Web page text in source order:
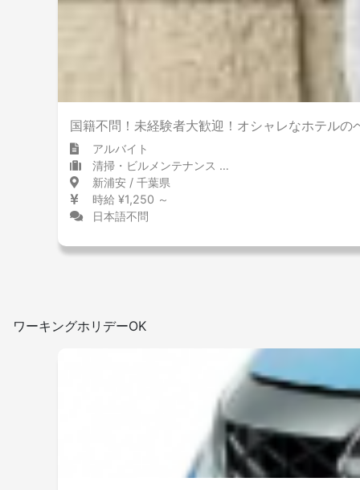
国籍不問！未経験者大歓迎！オシャレなホテル
アルバイト
清掃・ビルメンテナンス 清掃・ビルメンテナンス
新浦安 / 千葉県
時給 ¥1,250 ～
日本語不問
ワーキングホリデーOK